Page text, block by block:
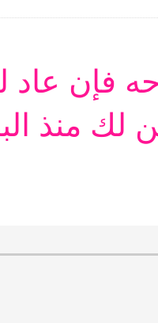
فإن عاد
منذ